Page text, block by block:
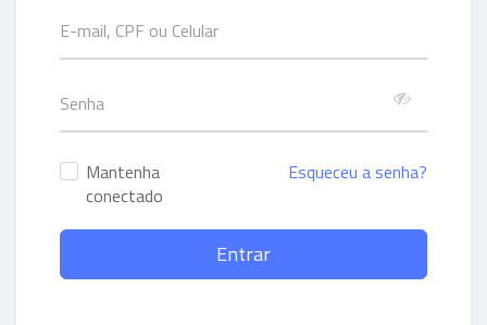
Mantenha
conectado
Esqueceu a senha?
Entrar